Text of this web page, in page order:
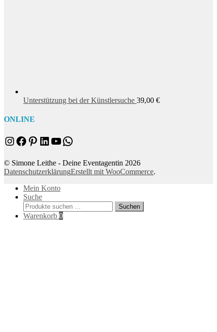
Unterstützung bei der Künstlersuche 39,00 €
ONLINE
Instagram
Facebook
Pinterest
LinkedIn
YouTube
WhatsApp
© Simone Leithe - Deine Eventagentin 2026
DatenschutzerklärungErstellt mit WooCommerce.
Mein Konto
Suche
Suchen
nach:
Suchen
Warenkorb 0